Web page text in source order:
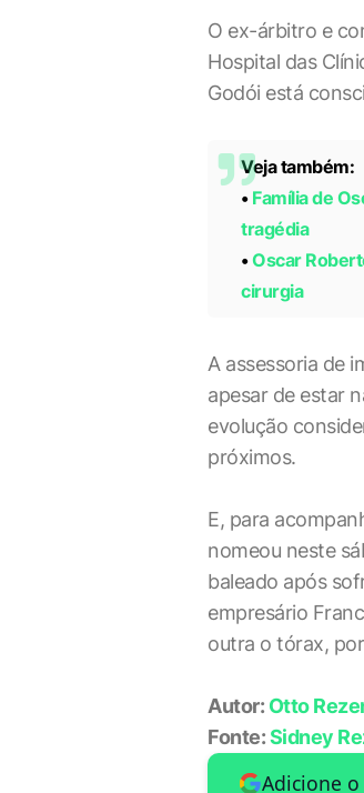
O ex-árbitro e
Hospital das
Godói está
Veja também:
• Família de
tragédia
•Oscar
cirurgia
A assessoria de
apesar de estar
evolução
próximos.
E, para
nomeou neste
baleado após
empresário
outra o tórax,
Autor: Otto
Fonte:Sidney
Adicione